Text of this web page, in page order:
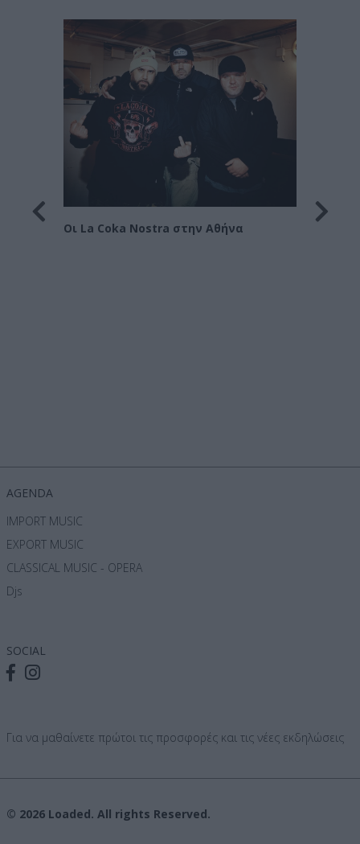
Οι La Coka Nostra στην Αθήνα
AGENDA
IMPORT MUSIC
EXPORT MUSIC
CLASSICAL MUSIC - OPERA
Djs
SOCIAL
Για να μαθαίνετε πρώτοι τις προσφορές και τις νέες εκδηλώσεις
© 2026 Loaded. All rights Reserved.